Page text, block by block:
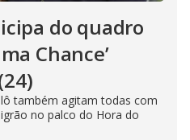
do quadro
Chance’
também agitam todas com
no palco do Hora do